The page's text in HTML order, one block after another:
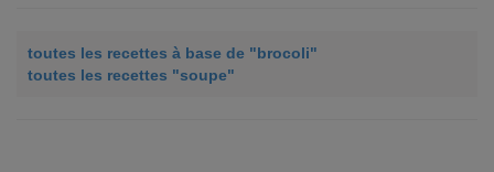
toutes les recettes à base de "brocoli"
toutes les recettes "soupe"